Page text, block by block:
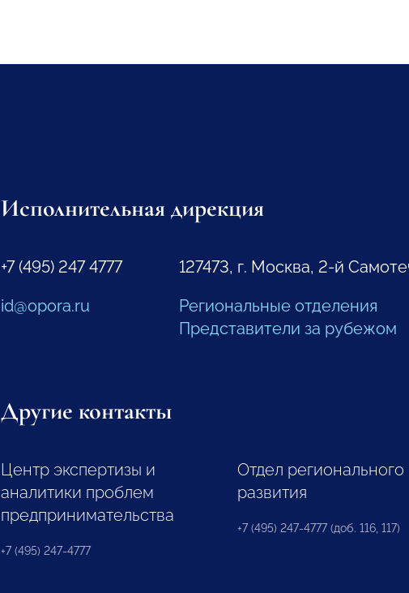
Исполнительная дирекция
+7 (495) 247 4777
id@opora.ru
127473, г. Москва, 2-й
Региональные отделения
Представители за рубежом
Другие контакты
Центр экспертизы и
аналитики проблем
предпринимательства
+7 (495) 247-4777
Отдел регионального
развития
+7 (495) 247-4777 (доб. 116, 117)